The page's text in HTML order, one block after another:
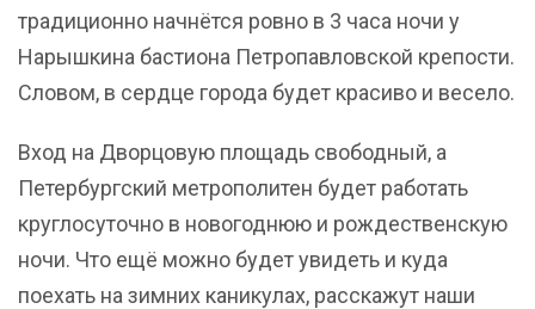
традиционно начнётся ровно в 3 часа ночи у
Нарышкина бастиона Петропавловской крепости.
Словом, в сердце города будет красиво и весело.
Вход на Дворцовую площадь свободный, а
Петербургский метрополитен будет работать
круглосуточно в новогоднюю и рождественскую
ночи. Что ещё можно будет увидеть и куда
поехать на зимних каникулах, расскажут наши